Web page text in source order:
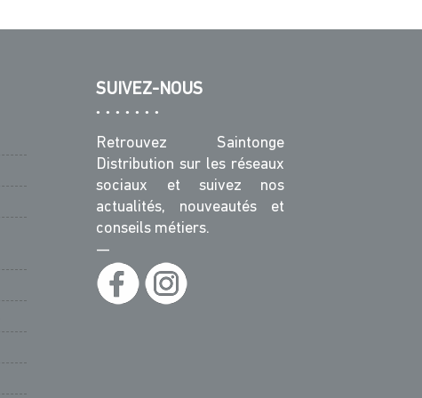
SUIVEZ-NOUS
Retrouvez Saintonge
Distribution sur les réseaux
sociaux et suivez nos
actualités, nouveautés et
conseils métiers.
—